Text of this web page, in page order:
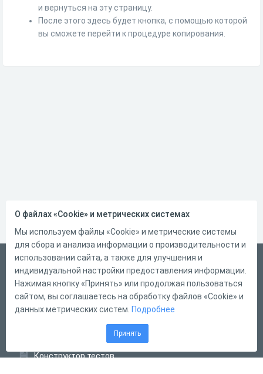
и вернуться на эту страницу.
После этого здесь будет кнопка, с помощью которой
вы сможете перейти к процедуре копирования.
Русский
Справка
Форма обратной связи
Конструктор тестов
О файлах «Cookie» и метрических системах
Мы используем файлы «Cookie» и метрические системы
для сбора и анализа информации о производительности и
использовании сайта, а также для улучшения и
индивидуальной настройки предоставления информации.
Нажимая кнопку «Принять» или продолжая пользоваться
сайтом, вы соглашаетесь на обработку файлов «Cookie» и
данных метрических систем. Подробнее
Принять